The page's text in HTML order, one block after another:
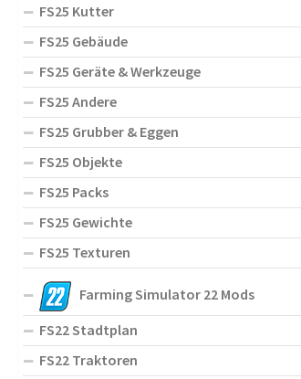
FS25 Kutter
FS25 Gebäude
FS25 Geräte & Werkzeuge
FS25 Andere
FS25 Grubber & Eggen
FS25 Objekte
FS25 Packs
FS25 Gewichte
FS25 Texturen
Farming Simulator 22 Mods
FS22 Stadtplan
FS22 Traktoren